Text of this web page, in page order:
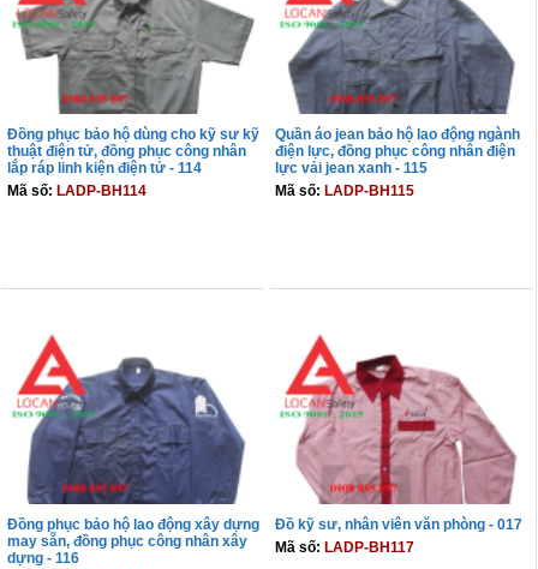
Đồng phục bảo hộ dùng cho kỹ sư kỹ
thuật điện tử, đồng phục công nhân
lắp ráp linh kiện điện tử - 114
Mã số: LADP-BH114
Quần áo jean bảo hộ lao động ngành
điện lực, đồng phục công nhân điện
lực vải jean xanh - 115
Mã số: LADP-BH115
Đồng phục bảo hộ lao động xây dựng
may sẵn, đồng phục công nhân xây
dựng - 116
Đồ kỹ sư, nhân viên văn phòng - 017
Mã số: LADP-BH117